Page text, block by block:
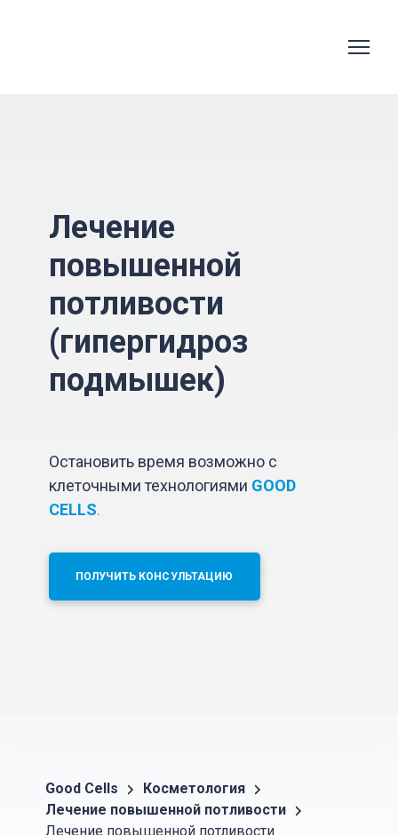
Лечение
повышенной
потливости
(гипергидроз
подмышек)
Остановить время возможно с
клеточными технологиями GOOD
CELLS.
ПОЛУЧИТЬ КОНСУЛЬТАЦИЮ
Good Cells
Косметология
Лечение повышенной потливости
Лечение повышенной потливости